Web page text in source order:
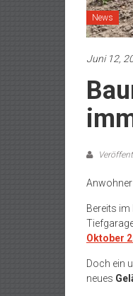
News
Juni 12,
Bereits im
Oktober
Doch ein
neues